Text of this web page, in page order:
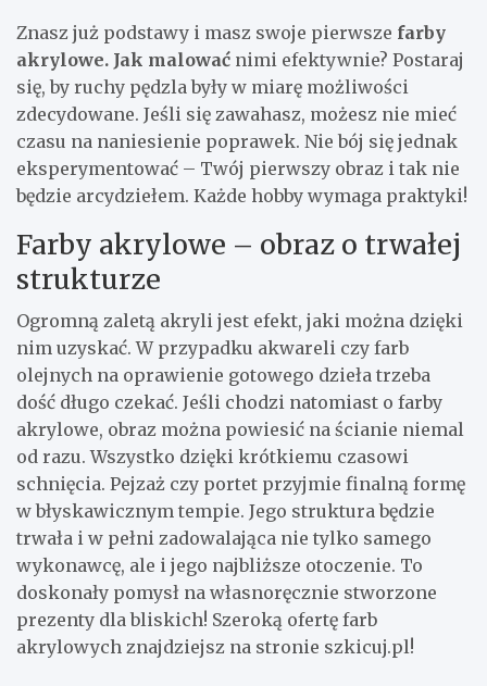
Znasz już podstawy i masz swoje pierwsze farby
akrylowe. Jak malować nimi efektywnie? Postaraj
się, by ruchy pędzla były w miarę możliwości
zdecydowane. Jeśli się zawahasz, możesz nie mieć
czasu na naniesienie poprawek. Nie bój się jednak
eksperymentować – Twój pierwszy obraz i tak nie
będzie arcydziełem. Każde hobby wymaga praktyki!
Farby akrylowe – obraz o trwałej
strukturze
Ogromną zaletą akryli jest efekt, jaki można dzięki
nim uzyskać. W przypadku akwareli czy farb
olejnych na oprawienie gotowego dzieła trzeba
dość długo czekać. Jeśli chodzi natomiast o farby
akrylowe, obraz można powiesić na ścianie niemal
od razu. Wszystko dzięki krótkiemu czasowi
schnięcia. Pejzaż czy portet przyjmie finalną formę
w błyskawicznym tempie. Jego struktura będzie
trwała i w pełni zadowalająca nie tylko samego
wykonawcę, ale i jego najbliższe otoczenie. To
doskonały pomysł na własnoręcznie stworzone
prezenty dla bliskich! Szeroką ofertę farb
akrylowych znajdziejsz na stronie szkicuj.pl!